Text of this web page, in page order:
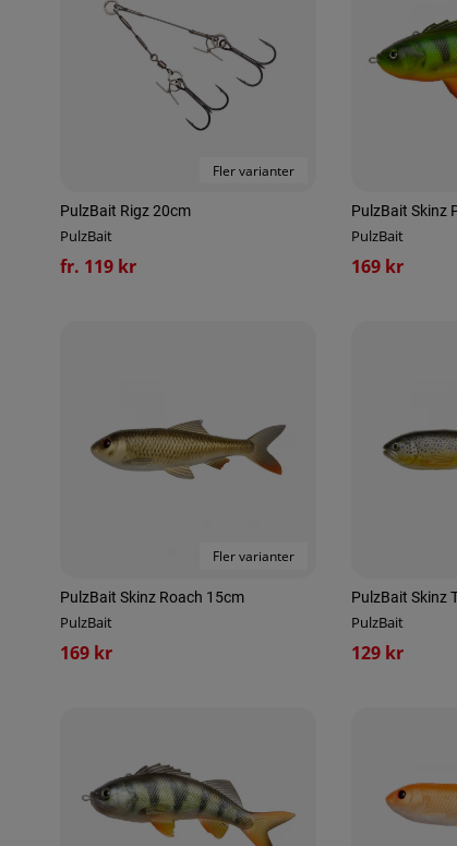
Fler varianter
PulzBait Rigz 20cm
PulzBait
fr. 119 kr
PulzBait Skinz
PulzBait
169 kr
Fler varianter
PulzBait Skinz Roach 15cm
PulzBait
169 kr
PulzBait Skinz
PulzBait
129 kr